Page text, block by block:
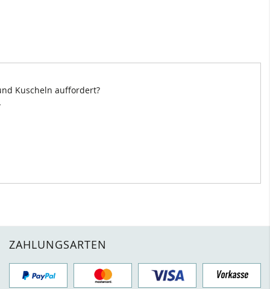
Kuscheln auffordert?
ZAHLUNGSARTEN